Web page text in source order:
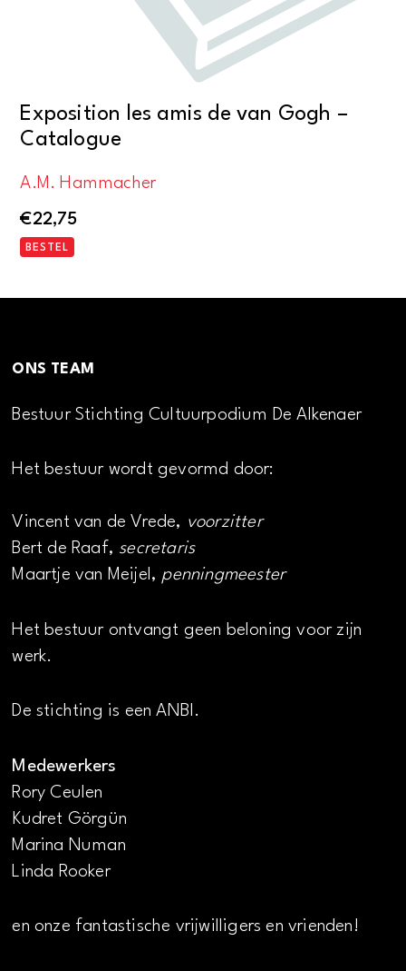
Exposition les amis de van Gogh –
Catalogue
A.M. Hammacher
€22,75
BESTEL
ONS TEAM
Bestuur Stichting Cultuurpodium De Alkenaer
Het bestuur wordt gevormd door:
Vincent van de Vrede, voorzitter
Bert de Raaf, secretaris
Maartje van Meijel, penningmeester
Het bestuur ontvangt geen beloning voor zijn
werk.
De stichting is een ANBI.
Medewerkers
Rory Ceulen
Kudret Görgün
Marina Numan
Linda Rooker
en onze fantastische vrijwilligers en vrienden!